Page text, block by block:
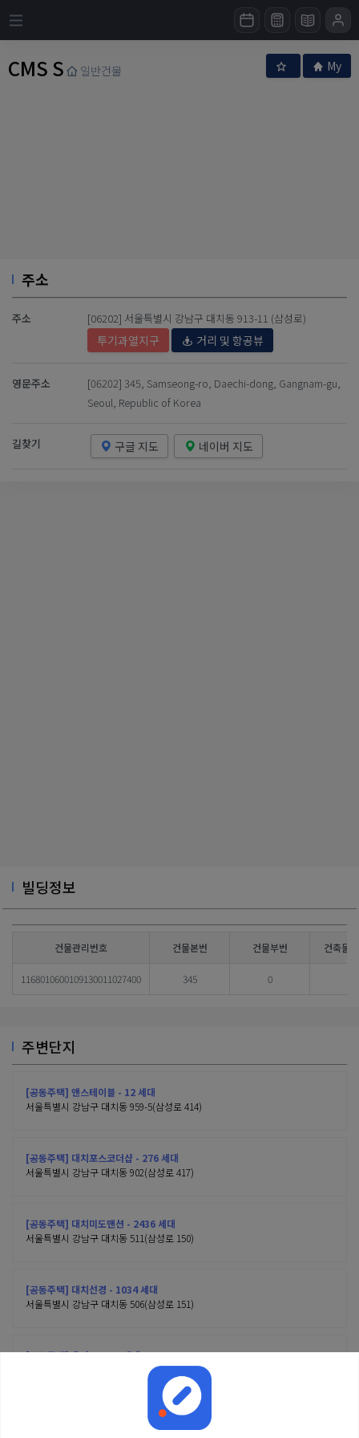
CMS S 일반건물 My
주소
주소 [06202] 서울특별시 강남구 대치동 913-11 (삼성로)
투기과열지구 거리 및 항공뷰
영문주소
[06202] 345, Samseong-ro, Daechi-dong, Gangnam-gu,
Seoul, Republic of Korea
길찾기 구글 지도 네이버 지도
빌딩정보
건물관리번호 건물본번 건물부번 건축물
1168010600109130011027400 345 0
주변단지
[공동주택] 앤스테이블 - 12 세대
서울특별시 강남구 대치동 959-5(삼성로 414)
[공동주택] 대치포스코더샵 - 276 세대
서울특별시 강남구 대치동 902(삼성로 417)
[공동주택] 대치미도맨션 - 2436 세대
서울특별시 강남구 대치동 511(삼성로 150)
[공동주택] 대치선경 - 1034 세대
서울특별시 강남구 대치동 506(삼성로 151)
[공동주택] 은마 - 4424 세대
서울특별시 강남구 대치동 316(삼성로 212)